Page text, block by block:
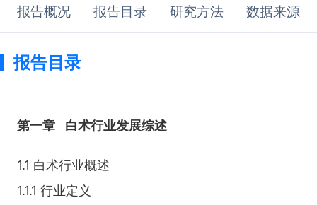
报告概况 报告目录 研究方法 数据来源
报告目录
第一章 白术行业发展综述
1.1 白术行业概述
1.1.1 行业定义